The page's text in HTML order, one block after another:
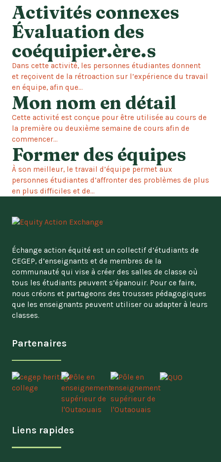
Activités connexes
Évaluation des
coéquipier.ère.s
Dans cette activité, les personnes étudiantes donnent
et reçoivent de la rétroaction sur l’expérience du travail
en équipe, afin que...
Mon nom en détail
Cette activité est conçue pour être utilisée au cours de
la première ou deuxième semaine de cours afin de
commencer...
Former des équipes
À son meilleur, le travail d’équipe permet aux
personnes étudiantes d’affronter des problèmes de plus
en plus difficiles et de...
Échange action équité est un collectif d’étudiants de
CEGEP, d’enseignants et de membres de la
communauté qui vise à créer des salles de classe où
tous les étudiants peuvent s’épanouir. Pour ce faire,
nous créons et partageons des trousses pédagogiques
que les enseignants peuvent utiliser ou adapter à leurs
classes.
Partenaires
Liens rapides